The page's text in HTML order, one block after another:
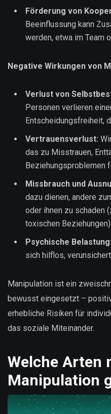
Förderung von
Beeinflussung kann
werden, etwa im Team
Negative Wirkungen von
Verlust von
Personen verlieren
Entscheidungsfreiheit,
Vertrauensverlust:
das zu Misstrauen,
Beziehungsproblemen
Missbrauch und
dazu dienen, andere
oder ihnen zu schaden
toxischen Beziehungen).
Psychische Belastung:
sich hilflos,
Manipulation ist ein
bewusst eingesetzt –
erhebliche Risiken für
das soziale Miteinander.
Welche Arten
Manipulation